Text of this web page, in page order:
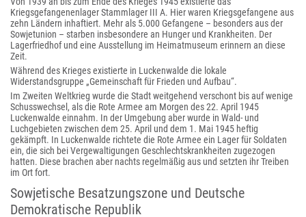
Kriegsgefangenenlager Stammlager III A. Hier waren Kriegsgefangene aus
zehn Ländern inhaftiert. Mehr als 5.000 Gefangene – besonders aus der
Sowjetunion – starben insbesondere an Hunger und Krankheiten. Der
Lagerfriedhof und eine Ausstellung im Heimatmuseum erinnern an diese
Zeit.
Während des Krieges existierte in Luckenwalde die lokale
Widerstandsgruppe „Gemeinschaft für Frieden und Aufbau“.
Im Zweiten Weltkrieg wurde die Stadt weitgehend verschont bis auf wenige
Schusswechsel, als die Rote Armee am Morgen des 22. April 1945
Luckenwalde einnahm. In der Umgebung aber wurde in Wald- und
Luchgebieten zwischen dem 25. April und dem 1. Mai 1945 heftig
gekämpft. In Luckenwalde richtete die Rote Armee ein Lager für Soldaten
ein, die sich bei Vergewaltigungen Geschlechtskrankheiten zugezogen
hatten. Diese brachen aber nachts regelmäßig aus und setzten ihr Treiben
im Ort fort.
Sowjetische Besatzungszone und Deutsche
Demokratische Republik